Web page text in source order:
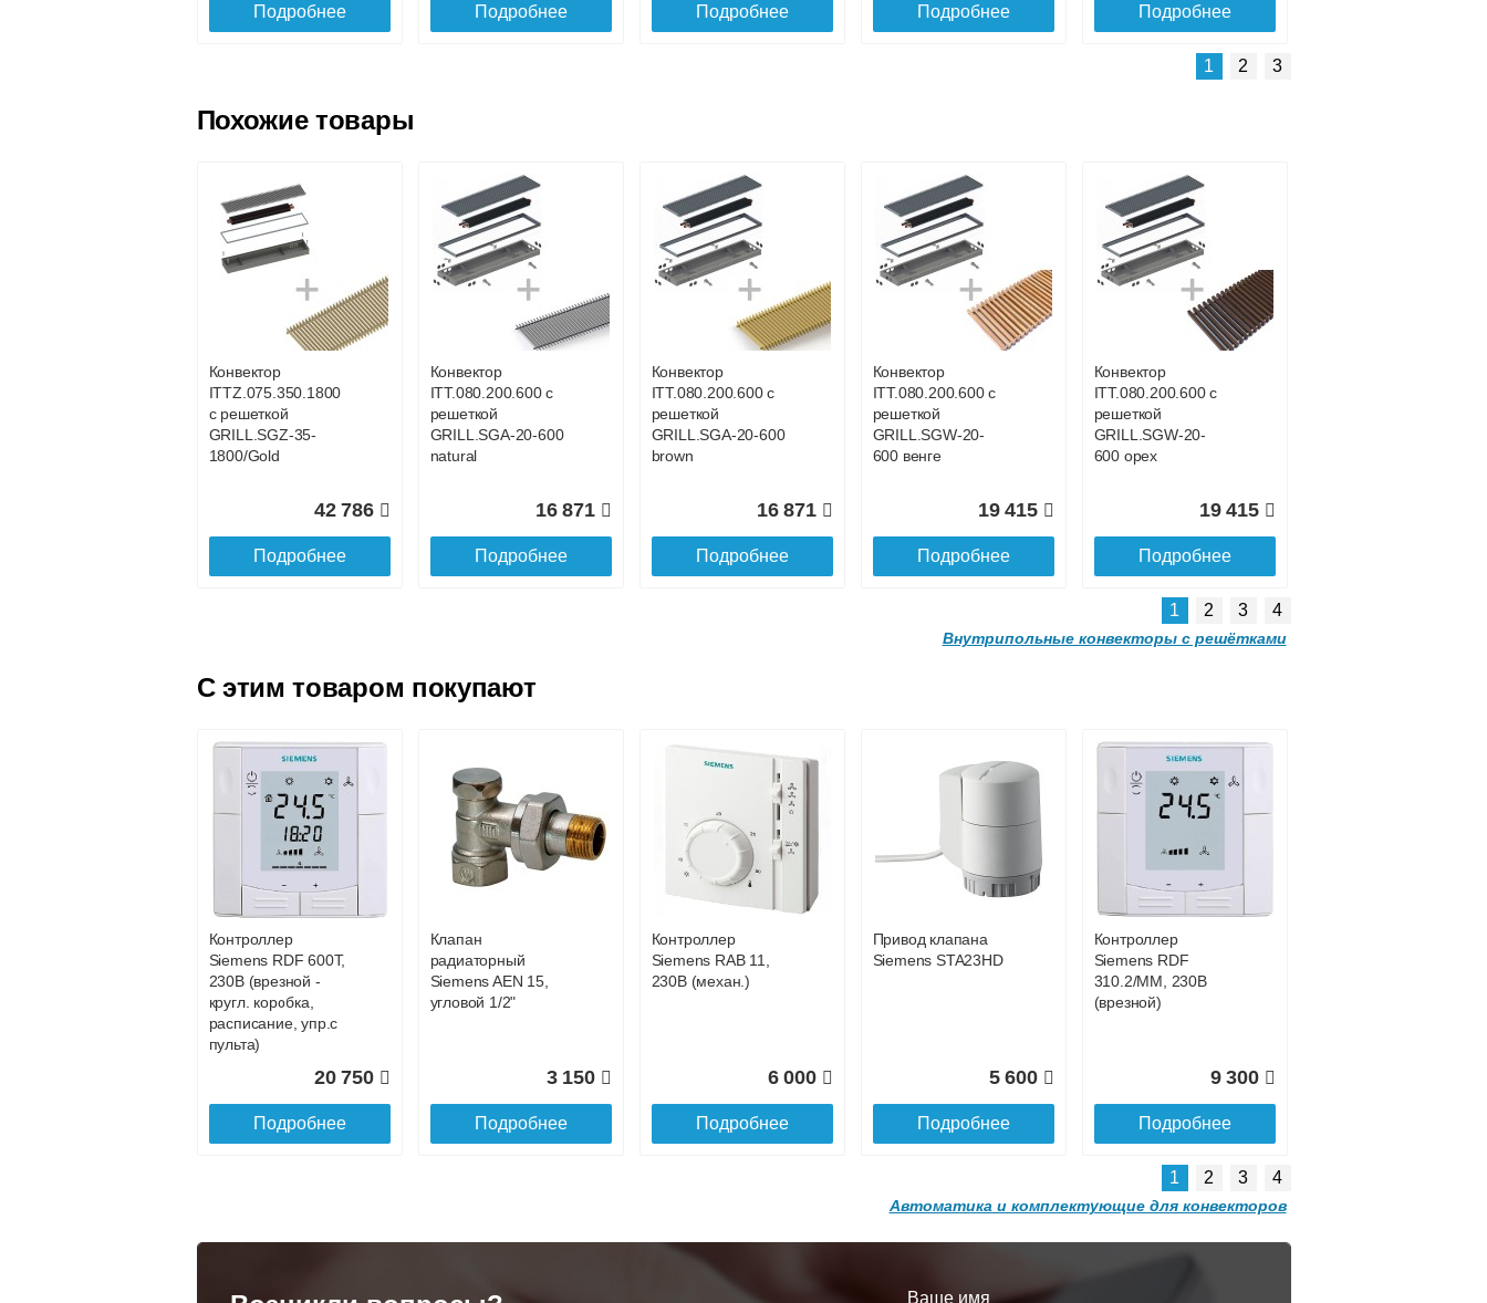
Подробнее о доставке
Подробнее Подробнее Подробнее Подробнее Подробнее
Конвектор
ITT.080.200.800 с
GRILL.SGW-20-
24 163
Подробнее
Конвектор
ITT.080.200.700 с
GRILL.SGW-20-
21 901
Подробнее
Конвектор
ITT.080.200.1100 с
GRILL.SGW-20-
30 578
Конвектор
ITT.080.200.4400 с
GRILL.SGW-20-
109 390
Подробнее
Конвектор
ITT.080.200.4300 с
GRILL.SGW-20-
107 188
Подробнее
решеткой
GRILL.SGW-20-
4200 венге
103 803
Подробнее
Конвектор
GRILL.SGW-20-
4100 венге
101 358
Подробнее
решеткой
GRILL.SGW-20-
99 152
Подробнее
GRILL.SGW-20-
96 128
Подробнее
решеткой
GRILL.SGW-20-
3800 венге
93 923
Подробнее
1 2 3
Похожие товары
Конвектор
ITTZ.075.350.1800
с решеткой
GRILL.SGZ-35-
1800/Gold
42 786
Подробнее
Конвектор
ITT.080.200.600 с
решеткой
GRILL.SGA-20-600
natural
16 871
Подробнее
Конвектор
ITT.080.200.600 с
решеткой
GRILL.SGA-20-600
brown
16 871
Подробнее
Конвектор
ITT.080.200.600 с
решеткой
GRILL.SGW-20-
600 венге
19 415
Подробнее
Конвектор
ITT.080.200.600 с
решеткой
GRILL.SGW-20-
600 орех
19 415
Подробнее
Конвектор
ITT.080.200.1200 с
решеткой
GRILL.SGA-20-
1200 natural
Подробнее
Конвектор
ITT.080.200.600 с
решеткой
GRILL.SGA-20-600
Подробнее
Конвектор
ITT.080.200.1200 с
решеткой
GRILL.SGA-20-
1200 brown
Подробнее
ITT.080.200.1200 с
решеткой
GRILL.SGW-20-
32 501
Конвектор
решеткой
GRILL.SGW-20-
1200 орех
Подробнее
Конвектор
Конвектор
Конвектор
ITT.080.200.1200 с
Конвектор
решеткой
Конвектор
1 2 3 4
Внутрипольные конвекторы с решётками
C этим товаром покупают
Контроллер
Siemens RDF 600Т,
230В (врезной -
кругл. коробка,
расписание, упр.с
пульта)
20 750
Подробнее
Клапан
радиаторный
Siemens AEN 15,
угловой 1/2"
3 150
Подробнее
Контроллер
Siemens RAB 11,
230В (механ.)
6 000
Подробнее
Привод клапана
Siemens STA23HD
5 600
Подробнее
Контроллер
Siemens RDF
310.2/MM, 230В
(врезной)
9 300
Подробнее
1 2 3 4
Автоматика и комплектующие для конвекторов
Ваше имя